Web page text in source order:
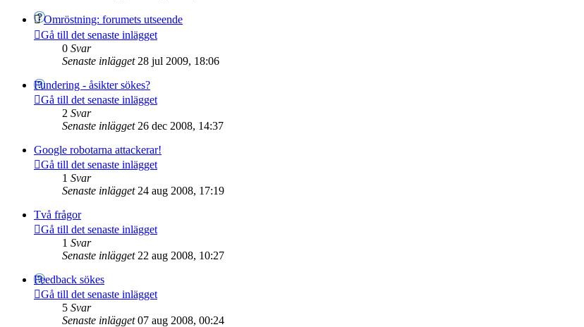
Omröstning: forumets utseende
Gå till det senaste inlägget
0 Svar
Senaste inlägget 28 jul 2009, 18:06
Fundering - åsikter sökes?
Gå till det senaste inlägget
2 Svar
Senaste inlägget 26 dec 2008, 14:37
Google robotarna attackerar!
Gå till det senaste inlägget
1 Svar
Senaste inlägget 24 aug 2008, 17:19
Två frågor
Gå till det senaste inlägget
1 Svar
Senaste inlägget 22 aug 2008, 10:27
Feedback sökes
Gå till det senaste inlägget
5 Svar
Senaste inlägget 07 aug 2008, 00:24